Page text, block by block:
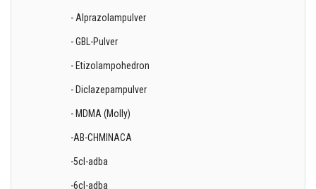
- Alprazolampulver
- GBL-Pulver
- Etizolampohedron
- Diclazepampulver
- MDMA (Molly)
-AB-CHMINACA
-5cl-adba
-6cl-adba